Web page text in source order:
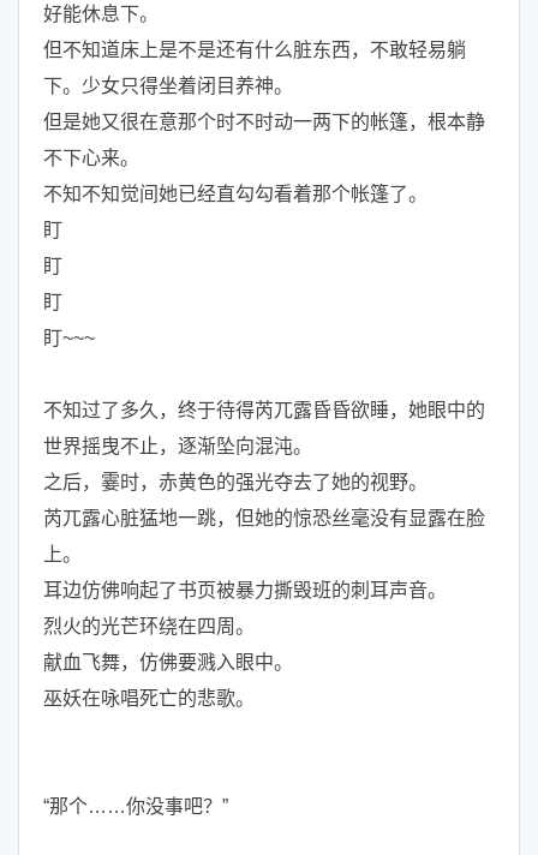
好能休息下。
但不知道床上是不是还有什么脏东西，不敢轻易躺
下。少女只得坐着闭目养神。
但是她又很在意那个时不时动一两下的帐篷，根本静
不下心来。
不知不知觉间她已经直勾勾看着那个帐篷了。
盯
盯
盯
盯~~~
不知过了多久，终于待得芮兀露昏昏欲睡，她眼中的
世界摇曳不止，逐渐坠向混沌。
之后，霎时，赤黄色的强光夺去了她的视野。
芮兀露心脏猛地一跳，但她的惊恐丝毫没有显露在脸
上。
耳边仿佛响起了书页被暴力撕毁班的刺耳声音。
烈火的光芒环绕在四周。
献血飞舞，仿佛要溅入眼中。
巫妖在咏唱死亡的悲歌。
“那个……你没事吧？”